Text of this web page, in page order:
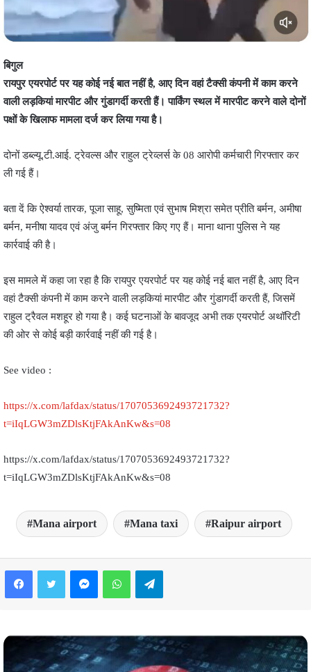
बिगुल
रायपुर एयरपोर्ट पर यह कोई नई बात नहीं है, आए दिन वहां टैक्सी कंपनी में काम करने
वाली लड़कियां मारपीट और गुंडागर्दी करती हैं। पार्किंग स्थल में मारपीट करने वाले दोनों
पक्षों के खिलाफ मामला दर्ज कर लिया गया है।
दोनों डब्ल्यू.टी.आई. ट्रेवल्स और राहुल ट्रेव्लर्स के 08 आरोपी कर्मचारी गिरफ्तार कर
ली गई हैं।
बता दें कि ऐश्वर्या तारक, पूजा साहू, सुष्मिता एवं सुभाष मिश्रा समेत प्रीति बर्मन, अमीषा
बर्मन, मनीषा यादव एवं अंजु बर्मन गिरफ्तार किए गए हैं। माना थाना पुलिस ने यह
कार्रवाई की है।
इस मामले में कहा जा रहा है कि रायपुर एयरपोर्ट पर यह कोई नई बात नहीं है, आए दिन
वहां टैक्सी कंपनी में काम करने वाली लड़कियां मारपीट और गुंडागर्दी करती हैं, जिसमें
राहुल ट्रैवल मशहूर हो गया है। कई घटनाओं के बावजूद अभी तक एयरपोर्ट अथॉरिटी
की ओर से कोई बड़ी कार्रवाई नहीं की गई है।
See video :
https://x.com/lafdax/status/1707053692493721732?
t=iIqLGW3mZDlsKtjFAkAnKw&s=08
https://x.com/lafdax/status/1707053692493721732?
t=iIqLGW3mZDlsKtjFAkAnKw&s=08
Mana airport Mana taxi Raipur airport
FacebookTwitter MessengerWhatsAppTelegram